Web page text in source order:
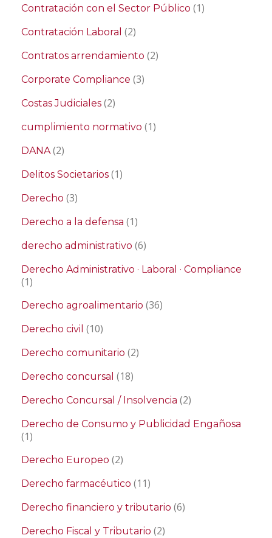
Contratación con el Sector Público (1)
Contratación Laboral (2)
Contratos arrendamiento (2)
Corporate Compliance (3)
Costas Judiciales (2)
cumplimiento normativo (1)
DANA(2)
Delitos Societarios (1)
Derecho (3)
Derecho a la defensa (1)
derecho administrativo (6)
Derecho Administrativo · Laboral · Compliance
(1)
Derecho agroalimentario (36)
Derecho civil (10)
Derecho comunitario (2)
Derecho concursal (18)
Derecho Concursal / Insolvencia (2)
Derecho de Consumo y Publicidad Engañosa
(1)
Derecho Europeo (2)
Derecho farmacéutico (11)
Derecho financiero y tributario (6)
Derecho Fiscal y Tributario (2)